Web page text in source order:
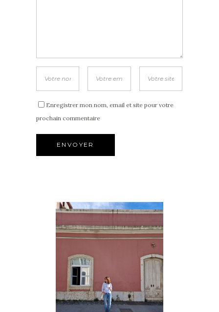
Enregistrer mon nom, email et site pour votre
prochain commentaire